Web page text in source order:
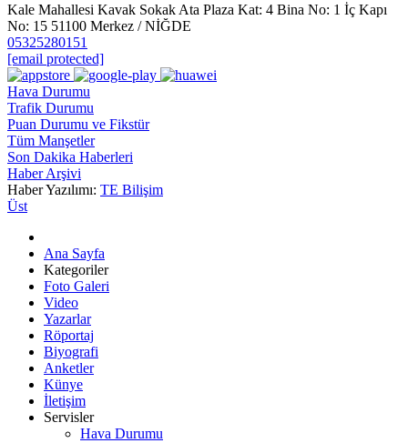
Kale Mahallesi Kavak Sokak Ata Plaza Kat: 4 Bina No: 1 İç Kapı
No: 15 51100 Merkez / NİĞDE
05325280151
[email protected]
Hava Durumu
Trafik Durumu
Puan Durumu ve Fikstür
Tüm Manşetler
Son Dakika Haberleri
Haber Arşivi
Haber Yazılımı: TE Bilişim
Üst
Ana Sayfa
Kategoriler
Foto Galeri
Video
Yazarlar
Röportaj
Biyografi
Anketler
Künye
İletişim
Servisler
Hava Durumu